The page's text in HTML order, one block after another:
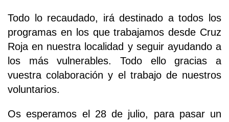
Todo lo recaudado, irá destinado a todos los
programas en los que trabajamos desde Cruz
Roja en nuestra localidad y seguir ayudando a
los más vulnerables. Todo ello gracias a
vuestra colaboración y el trabajo de nuestros
voluntarios.
Os esperamos el 28 de julio, para pasar un